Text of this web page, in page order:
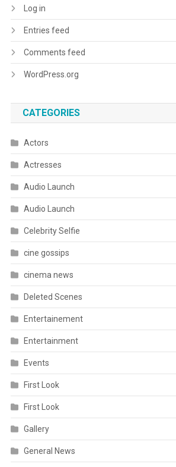
Log in
Entries feed
Comments feed
WordPress.org
CATEGORIES
Actors
Actresses
Audio Launch
Audio Launch
Celebrity Selfie
cine gossips
cinema news
Deleted Scenes
Entertainement
Entertainment
Events
First Look
First Look
Gallery
General News